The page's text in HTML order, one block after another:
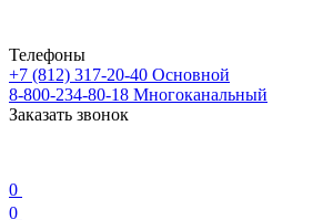
Телефоны
+7 (812) 317-20-40 Основной
8-800-234-80-18 Многоканальный
Заказать звонок
0
0